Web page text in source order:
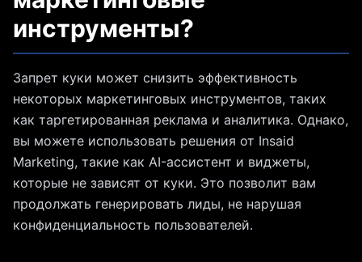
инструменты?
Запрет куки может снизить эффективность
некоторых маркетинговых инструментов, таких
как таргетированная реклама и аналитика. Однако,
вы можете использовать решения от Insaid
Marketing, такие как AI-ассистент и виджеты,
которые не зависят от куки. Это позволит вам
продолжать генерировать лиды, не нарушая
конфиденциальность пользователей.